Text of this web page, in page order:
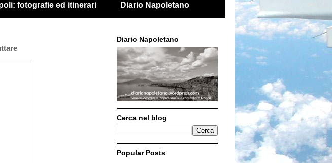
fotografie ed itinerari Diario Napoletano
Diario Napoletano
Cerca nel blog
Popular Posts